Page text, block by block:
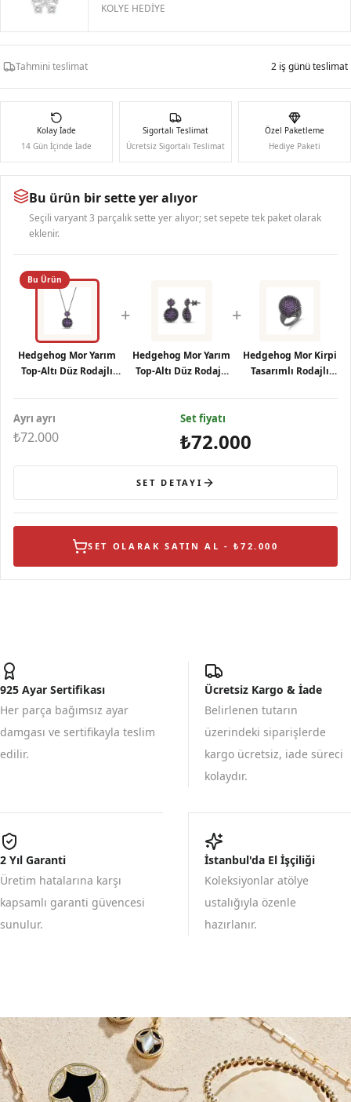
KOLYE HEDİYE
Tahmini teslimat 2 iş günü teslimat
Kolay İade
14 Gün İçinde İade
Sigortalı Teslimat
Ücretsiz Sigortalı Teslimat
Özel Paketleme
Hediye Paketi
Bu ürün bir sette yer alıyor
Seçili varyant 3 parçalık sette yer alıyor; set sepete tek paket olarak
eklenir.
Bu Ürün
Hedgehog Mor Yarım
Top-Altı Düz Rodajlı
+
Hedgehog Mor Yarım
Top-Altı Düz Rodajlı
+
Hedgehog Mor Kirpi
Tasarımlı Rodajlı
Ayrı ayrı
₺72.000
Set fiyatı
₺72.000
SET DETAYI
SET OLARAK SATIN AL - ₺72.000
925 Ayar Sertifikası
Her parça bağımsız ayar
damgası ve sertifikayla teslim
edilir.
Ücretsiz Kargo & İade
Belirlenen tutarın
üzerindeki siparişlerde
kargo ücretsiz, iade süreci
kolaydır.
2 Yıl Garanti
Üretim hatalarına karşı
kapsamlı garanti güvencesi
sunulur.
İstanbul'da El İşçiliği
Koleksiyonlar atölye
ustalığıyla özenle
hazırlanır.